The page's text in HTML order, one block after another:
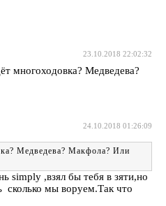
23.10.2018 22:02:32
многоходовка? Медведева?
24.10.2018 01:26:09
Медведева? Макфола? Или
simply ,взял бы тебя в зяти,но
сколько мы воруем.Так что